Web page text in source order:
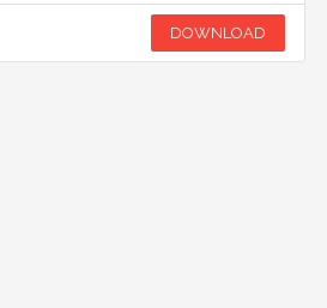
DOWNLOAD